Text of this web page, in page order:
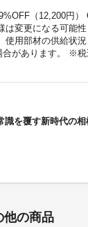
（12,200円）
変更になる可能
使用部材の供給状
合があります。 ※
識を覆す新時代の
他の商品